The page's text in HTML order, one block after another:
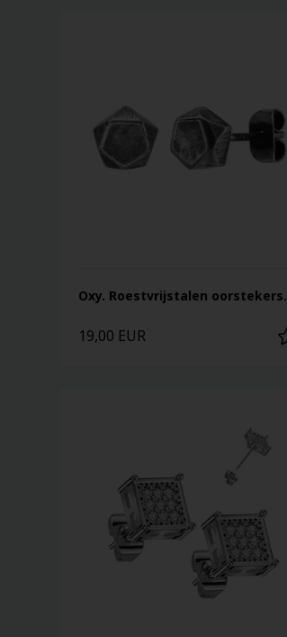
Oxy. Roestvrijstalen oorstekers.
19,00 EUR